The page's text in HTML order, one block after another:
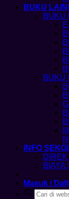
BUKU
BUKU
BUKU
INFO
BIAYA
Masuk /